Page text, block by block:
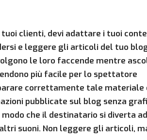
tuoi clienti, devi adattare i tuoi
e leggere gli articoli del tuo
le loro faccende mentre
più facile per lo spettatore
correttamente tale materiale
pubblicate sul blog senza
che il destinatario si diverta ad
suoni. Non leggere gli articoli,